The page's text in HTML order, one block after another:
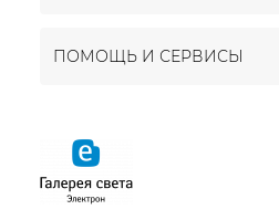
ПОМОЩЬ И СЕРВИСЫ